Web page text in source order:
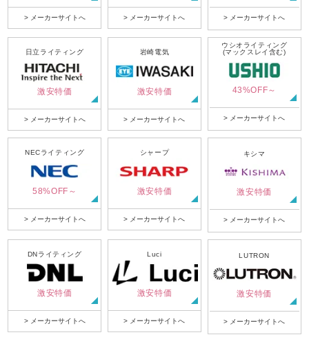
> メーカーサイトへ > メーカーサイトへ > メーカーサイトへ
日立ライティング
激安特価
> メーカーサイトへ
岩崎電気
激安特価
> メーカーサイトへ
ウシオライティング
(マックスレイ含む)
43%OFF～
> メーカーサイトへ
NECライティング
58%OFF～
> メーカーサイトへ
シャープ
激安特価
> メーカーサイトへ
キシマ
激安特価
> メーカーサイトへ
DNライティング
激安特価
> メーカーサイトへ
Luci
激安特価
> メーカーサイトへ
LUTRON
激安特価
> メーカーサイトへ